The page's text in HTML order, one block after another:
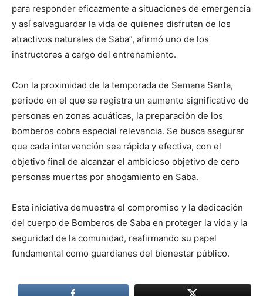
para responder eficazmente a situaciones de emergencia
y así salvaguardar la vida de quienes disfrutan de los
atractivos naturales de Saba”, afirmó uno de los
instructores a cargo del entrenamiento.
Con la proximidad de la temporada de Semana Santa,
periodo en el que se registra un aumento significativo de
personas en zonas acuáticas, la preparación de los
bomberos cobra especial relevancia. Se busca asegurar
que cada intervención sea rápida y efectiva, con el
objetivo final de alcanzar el ambicioso objetivo de cero
personas muertas por ahogamiento en Saba.
Esta iniciativa demuestra el compromiso y la dedicación
del cuerpo de Bomberos de Saba en proteger la vida y la
seguridad de la comunidad, reafirmando su papel
fundamental como guardianes del bienestar público.